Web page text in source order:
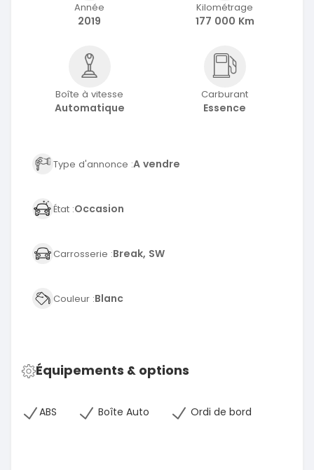
Année
2019
Kilométrage
177 000 Km
Boîte à vitesse
Automatique
Carburant
Essence
Type d'annonce :A vendre
État :Occasion
Carrosserie :Break, SW
Couleur :Blanc
Équipements & options
ABS Boîte Auto Ordi de bord